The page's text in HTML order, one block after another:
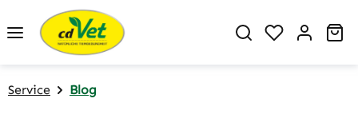
Zum Hauptinhalt springen
Du hast 0
Service Blog